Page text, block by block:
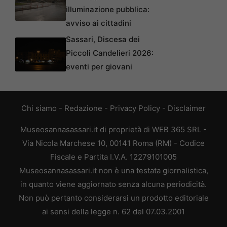
illuminazione pubblica:
avviso ai cittadini
Sassari, Discesa dei
Piccoli Candelieri 2026:
eventi per giovani
Chi siamo - Redazione - Privacy Policy - Disclaimer
Museosannasassari.it di proprietà di WEB 365 SRL -
Via Nicola Marchese 10, 00141 Roma (RM) - Codice
Fiscale e Partita I.V.A. 12279101005
Museosannasassari.it non è una testata giornalistica,
in quanto viene aggiornato senza alcuna periodicità.
Non può pertanto considerarsi un prodotto editoriale
ai sensi della legge n. 62 del 07.03.2001